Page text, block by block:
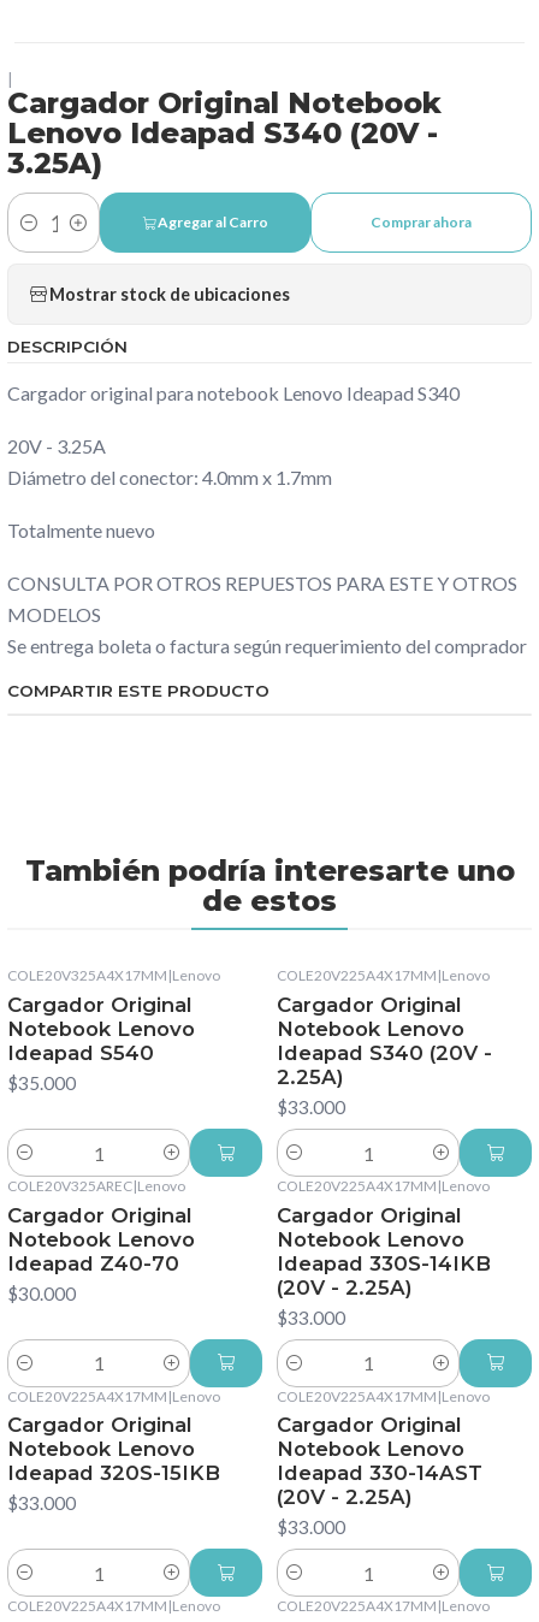
Cargador Original Notebook
Lenovo Ideapad S340 (20V -
3.25A)
Cantidad
Agregar al Carro Comprar ahora
Mostrar stock de ubicaciones
DESCRIPCIÓN
Cargador original para notebook Lenovo Ideapad S340
20V - 3.25A
Diámetro del conector: 4.0mm x 1.7mm
Totalmente nuevo
CONSULTA POR OTROS REPUESTOS PARA ESTE Y OTROS
MODELOS
Se entrega boleta o factura según requerimiento del comprador
COMPARTIR ESTE PRODUCTO
También podría interesarte uno
de estos
COLE20V325A4X17MM |Lenovo
Cargador Original
Notebook Lenovo
Ideapad S540
$35.000
Cantidad
COLE20V225A4X17MM |Lenovo
Cargador Original
Notebook Lenovo
Ideapad S340 (20V -
2.25A)
$33.000
Cantidad
COLE20V325AREC|Lenovo
Cargador Original
Notebook Lenovo
Ideapad Z40-70
$30.000
Cantidad
COLE20V225A4X17MM |Lenovo
Cargador Original
Notebook Lenovo
Ideapad 330S-14IKB
(20V - 2.25A)
$33.000
Cantidad
COLE20V225A4X17MM |Lenovo
Cargador Original
Notebook Lenovo
Ideapad 320S-15IKB
$33.000
Cantidad
COLE20V225A4X17MM |Lenovo
Cargador Original
Notebook Lenovo
Ideapad 330-14AST
(20V - 2.25A)
$33.000
Cantidad
COLE20V225A4X17MM |Lenovo COLE20V225A4X17MM |Lenovo